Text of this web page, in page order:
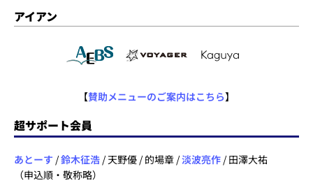
アイアン
【賛助メニューのご案内はこちら】
超サポート会員
あとーす /鈴木征浩 / 天野優 / 的場章 /淡波亮作 / 田澤大祐
（申込順・敬称略）